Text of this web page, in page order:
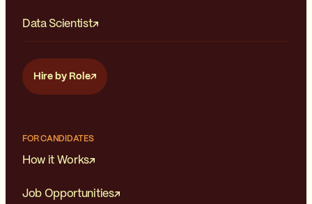
Data Scientist
Hire by Role
FOR CANDIDATES
How it Works
Job Opportunities